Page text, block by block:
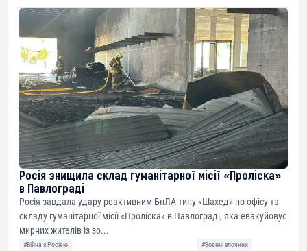
Росія знищила склад гуманітарної місії «Проліска»
в Павлограді
Росія завдала удару реактивним БпЛА типу «Шахед» по офісу та
складу гуманітарної місії «Проліска» в Павлограді, яка евакуйовує
мирних жителів із зо...
#Війна з Росією
#Воєнні злочини